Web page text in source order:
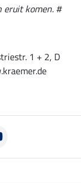
eruit komen. #
1 + 2, D